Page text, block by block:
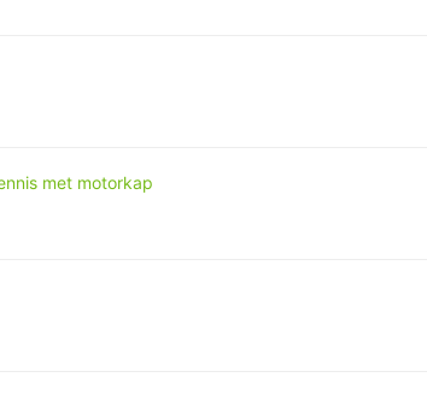
met motorkap